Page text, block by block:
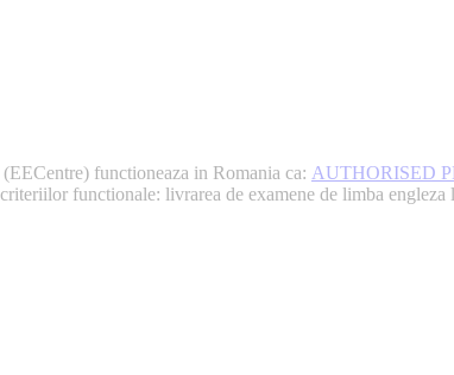
functioneaza in Romania ca: AUTHORISED
functionale: livrarea de examene de limba engleza